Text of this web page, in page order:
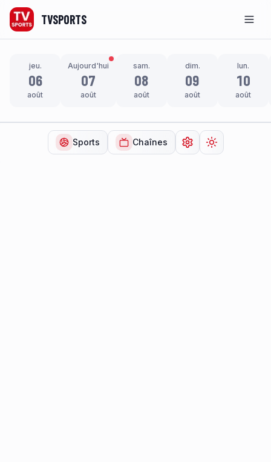
TVSPORTS
jeu.
06
août
Aujourd'hui
07
août
sam.
08
août
dim.
09
août
lun.
10
août
Sports Chaînes Ouvrir lesChanger de